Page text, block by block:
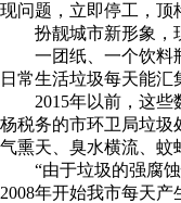
现问题，立即停工，顶
扮靓城市新形象，
一团纸、一个饮
日常生活垃圾每天能
2015年以前，这
杨税务的市环卫局垃圾
气熏天、臭水横流、
“由于垃圾的强腐
2008年开始我市每天